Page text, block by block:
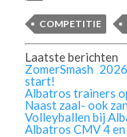
COMPETITIE
Laatste berichten
ZomerSmash
start!
Albatros trainers
Naast zaal- ook
Volleyballen bij
Albatros CMV 4